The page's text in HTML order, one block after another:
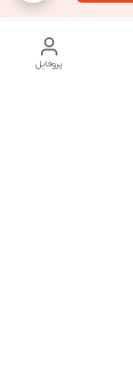
پروفایل